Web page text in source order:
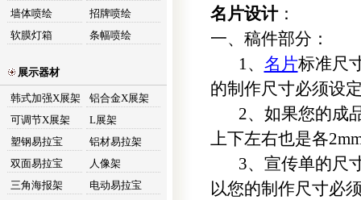
墙体喷绘
招牌喷绘
软膜灯箱
条幅喷绘
展示器材
韩式加强X展架
铝合金X展架
可调节X展架
L展架
塑钢易拉宝
铝材易拉架
双面易拉宝
人像架
三角海报架
电动易拉宝
名片设计：
一、稿件部分：
1、 名片标准尺
的制作尺寸必须设
2、如果您的成品
上下左右也是各
3、宣传单的尺寸
以您的制作尺寸必